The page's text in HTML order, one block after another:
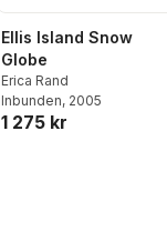
Ellis Island Snow
Globe
Erica Rand
Inbunden, 2005
1 275 kr